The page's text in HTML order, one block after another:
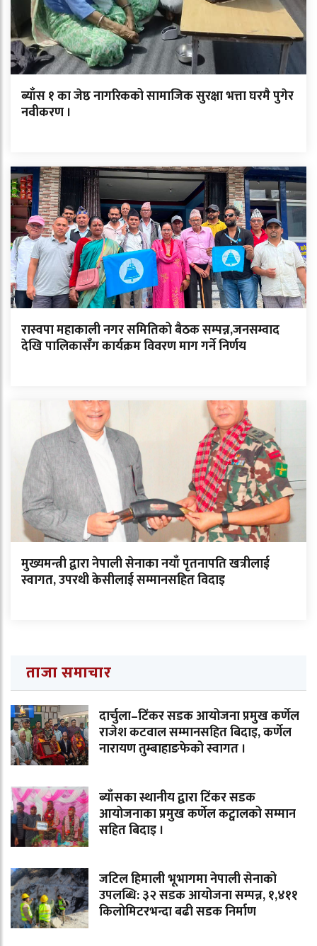
ब्याँस १ का जेष्ठ नागरिकको सामाजिक सुरक्षा भत्ता घरमै पुगेर
नवीकरण ।
रास्वपा महाकाली नगर समितिको बैठक सम्पन्न,जनसम्वाद
देखि पालिकासँग कार्यक्रम विवरण माग गर्ने निर्णय
मुख्यमन्त्री द्वारा नेपाली सेनाका नयाँ पृतनापति खत्रीलाई
स्वागत, उपरथी केसीलाई सम्मानसहित विदाइ
ताजा समाचार
दार्चुला–टिंकर सडक आयोजना प्रमुख कर्णेल
राजेश कटवाल सम्मानसहित बिदाइ, कर्णेल
नारायण तुम्बाहाङफेको स्वागत ।
ब्याँसका स्थानीय द्वारा टिंकर सडक
आयोजनाका प्रमुख कर्णेल कट्वालको सम्मान
सहित बिदाइ ।
जटिल हिमाली भूभागमा नेपाली सेनाको
उपलब्धि: ३२ सडक आयोजना सम्पन्न, १,४११
किलोमिटरभन्दा बढी सडक निर्माण